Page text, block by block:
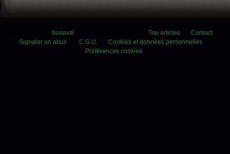
tissiaval Top articles
Contact
Signaler un abus
C.G.U.
Cookies et données personnelles
Préférences cookies